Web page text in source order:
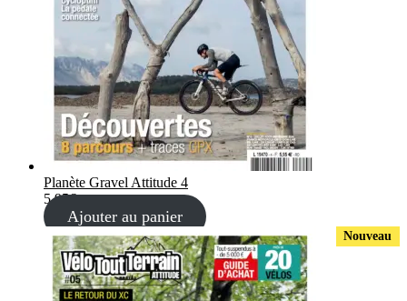
Planète Gravel Attitude 4
5,95€
Ajouter au panier
Nouveau